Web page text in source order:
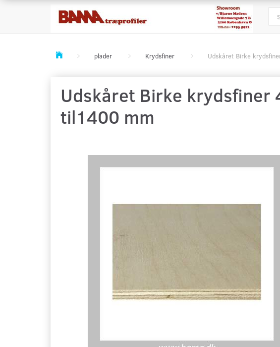
plader Krydsfiner Udskåret Birke
Udskåret Birke krydsfiner
til1400 mm